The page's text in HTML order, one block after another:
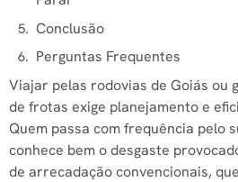
Conclusão
Perguntas Frequentes
Viajar pelas rodovias de Goiás ou
de frotas exige planejamento e
Quem passa com frequência pelo
conhece bem o desgaste
de arrecadação convencionais,